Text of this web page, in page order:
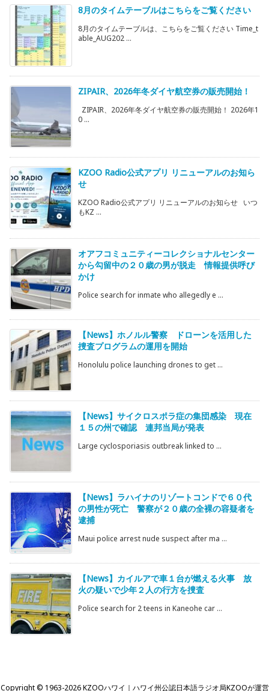
8月のタイムテーブルはこちらをご覧ください
8月のタイムテーブルは、こちらをご覧ください Time_t
able_AUG202 ...
ZIPAIR、2026年冬ダイヤ航空券の販売開始！
ZIPAIR、2026年冬ダイヤ航空券の販売開始！ 2026年1
0 ...
KZOO Radio公式アプリ リニューアルのお知ら
せ
KZOO Radio公式アプリ リニューアルのお知らせ いつ
もKZ ...
オアフコミュニティーコレクショナルセンター
から勾留中の２０歳の男が脱走 情報提供呼び
かけ
Police search for inmate who allegedly e ...
【News】ホノルル警察 ドローンを活用した
捜査プログラムの運用を開始
Honolulu police launching drones to get ...
【News】サイクロスポラ症の集団感染 現在
１５の州で確認 連邦当局が発表
Large cyclosporiasis outbreak linked to ...
【News】ラハイナのリゾートコンドで６０代
の男性が死亡 警察が２０歳の全裸の容疑者を
逮捕
Maui police arrest nude suspect after ma ...
【News】カイルアで車１台が燃える火事 放
火の疑いで少年２人の行方を捜査
Police search for 2 teens in Kaneohe car ...
Copyright © 1963-2026KZOOハワイ｜ハワイ州公認日本語ラジオ局KZOOが運営